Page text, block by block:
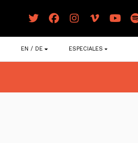
EN / DE ESPECIALES